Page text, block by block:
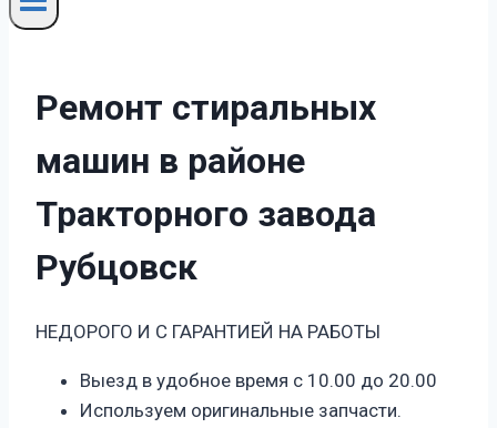
Ремонт стиральных
машин в районе
Тракторного завода
Рубцовск
НЕДОРОГО И С ГАРАНТИЕЙ НА РАБОТЫ
Выезд в удобное время с 10.00 до 20.00
Используем оригинальные запчасти.